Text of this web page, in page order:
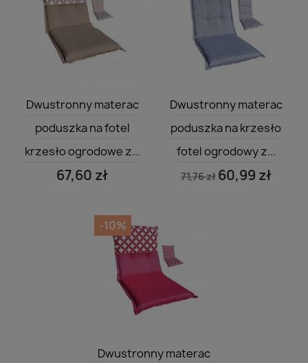
Dwustronny materac
poduszka na fotel
krzesło ogrodowe z...
67,60 zł
Dwustronny materac
poduszka na krzesło
fotel ogrodowy z...
71,76 zł 60,99 zł
Dwustronny materac
-10%